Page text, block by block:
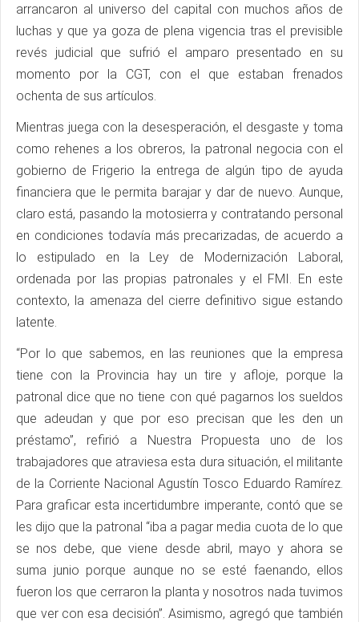
arrancaron al universo del capital con muchos años de
luchas y que ya goza de plena vigencia tras el previsible
revés judicial que sufrió el amparo presentado en su
momento por la CGT, con el que estaban frenados
ochenta de sus artículos.
Mientras juega con la desesperación, el desgaste y toma
como rehenes a los obreros, la patronal negocia con el
gobierno de Frigerio la entrega de algún tipo de ayuda
financiera que le permita barajar y dar de nuevo. Aunque,
claro está, pasando la motosierra y contratando personal
en condiciones todavía más precarizadas, de acuerdo a
lo estipulado en la Ley de Modernización Laboral,
ordenada por las propias patronales y el FMI. En este
contexto, la amenaza del cierre definitivo sigue estando
latente.
“Por lo que sabemos, en las reuniones que la empresa
tiene con la Provincia hay un tire y afloje, porque la
patronal dice que no tiene con qué pagarnos los sueldos
que adeudan y que por eso precisan que les den un
préstamo”, refirió a Nuestra Propuesta uno de los
trabajadores que atraviesa esta dura situación, el militante
de la Corriente Nacional Agustín Tosco Eduardo Ramírez.
Para graficar esta incertidumbre imperante, contó que se
les dijo que la patronal “iba a pagar media cuota de lo que
se nos debe, que viene desde abril, mayo y ahora se
suma junio porque aunque no se esté faenando, ellos
fueron los que cerraron la planta y nosotros nada tuvimos
que ver con esa decisión”. Asimismo, agregó que también